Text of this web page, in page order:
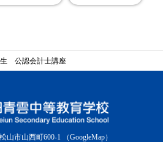
生 公認会計士講座
山市山西町600-1
（GoogleMap）